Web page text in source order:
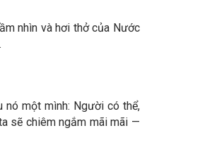
nhìn và hơi thở của Nước
nó một mình: Người có thể,
sẽ chiêm ngắm mãi mãi —